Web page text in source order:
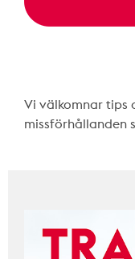
Vi välkomnar tips
missförhållanden